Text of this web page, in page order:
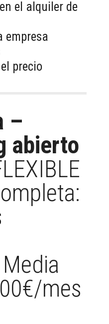
el alquiler de
empresa
precio
–
abierto
mes